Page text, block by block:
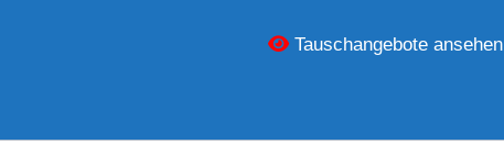
Tauschangebote ansehen